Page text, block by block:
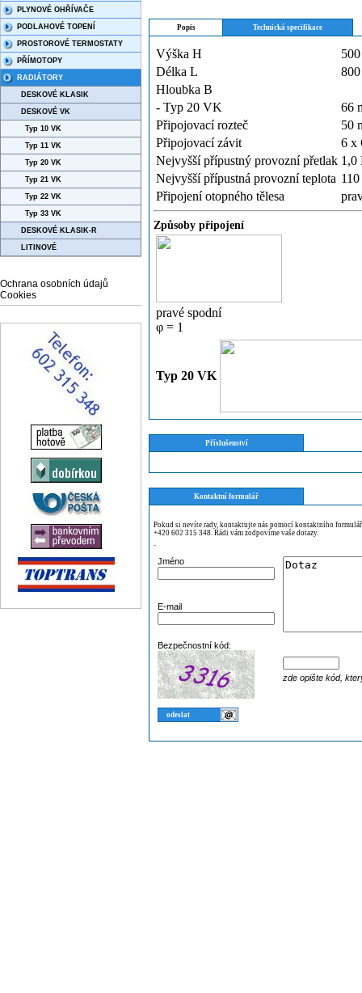
PLYNOVÉ OHŘÍVAČE
PODLAHOVÉ TOPENÍ
PROSTOROVÉ TERMOSTATY
PŘÍMOTOPY
RADIÁTORY
DESKOVÉ KLASIK
DESKOVÉ VK
Typ 10 VK
Typ 11 VK
Typ 20 VK
Typ 21 VK
Typ 22 VK
Typ 33 VK
DESKOVÉ KLASIK-R
LITINOVÉ
Ochrana osobních údajů
Cookies
Popis Technická specifikace
Výška H
Délka L
Hloubka B
- Typ 20 VK
66
Připojovací rozteč
50
Připojovací závit
6 x
Nejvyšší přípustný provozní přetlak 1,0
Nejvyšší přípustná provozní teplota
Připojení otopného tělesa
Způsoby připojení
pravé spodní
φ = 1
Typ 20 VK
Příslušenství
Kontaktní formulář
Pokud si nevíte rady, kontaktujte nás pomocí kontaktního
+420 602 315 348. Rádi vám zodpovíme vaše dotazy.
¨
Jméno
E-mail
Bezpečnostní kód:
zde opište kód,